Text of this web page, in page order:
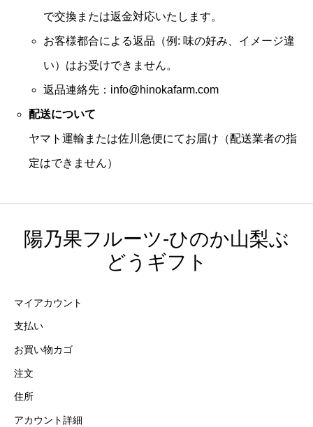
で交換または返金対応いたします。
お客様都合による返品（例: 味の好み、イメージ違
い）はお受けできません。
返品連絡先： info@hinokafarm.com
配送について
ヤマト運輸または佐川急便にてお届け（配送業者の指
定はできません）
陽乃果フルーツ-ひのか山梨ぶ
どうギフト
マイアカウント
支払い
お買い物カゴ
注文
住所
アカウント詳細